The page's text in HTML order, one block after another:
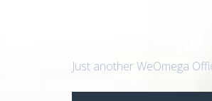
Just another WeOmega